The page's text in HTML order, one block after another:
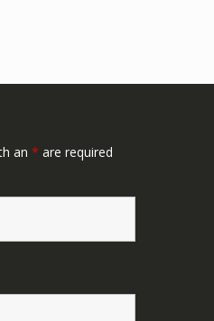
an * are required